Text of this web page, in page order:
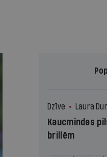
Dzīve Laura
Kaucmindes
brillēm